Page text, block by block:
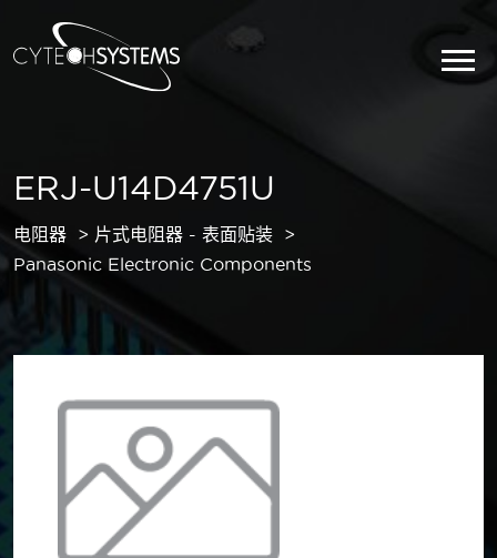
ERJ-U14D4751U
电阻器
片式电阻器 - 表面贴装
Panasonic Electronic Components